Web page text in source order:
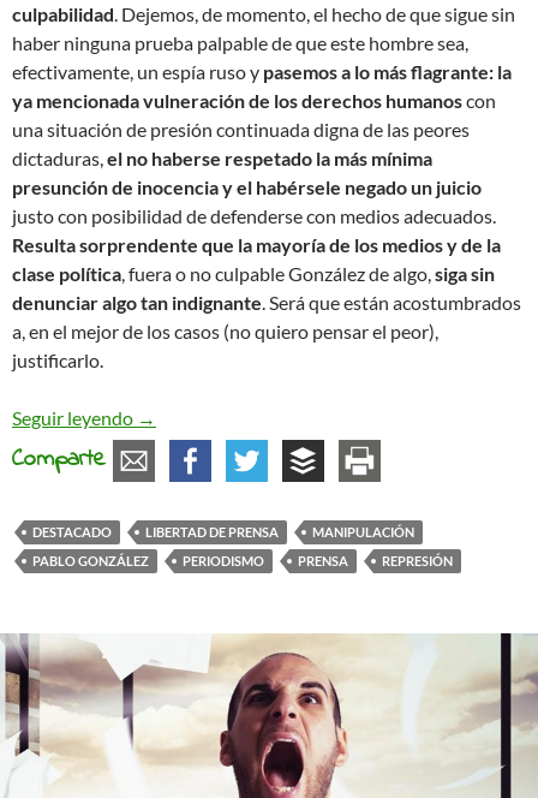
culpabilidad . Dejemos, de momento, el hecho de que sigue sin
haber ninguna prueba palpable de que este hombre sea,
efectivamente, un espía ruso y pasemos a lo más flagrante: la
ya mencionada vulneración de los derechos humanoscon
una situación de presión continuada digna de las peores
dictaduras, el no haberse respetado la más mínima
presunción de inocencia y el habérsele negado un juicio
justo con posibilidad de defenderse con medios adecuados.
Resulta sorprendente que la mayoría de los medios y de la
clase política , fuera o no culpable González de algo, siga sin
denunciar algo tan indignante . Será que están acostumbrados
a, en el mejor de los casos (no quiero pensar el peor),
justificarlo.
Seguir leyendo La máquina del fango y lo que queramos, o no,
→
Comparte
DESTACADO LIBERTAD DE PRENSA
MANIPULACIÓN
PABLO GONZÁLEZ
PERIODISMO PRENSA REPRESIÓN